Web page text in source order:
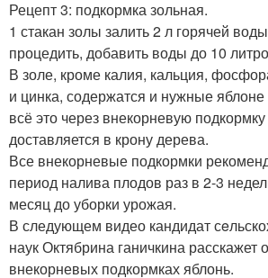
Рецепт 3: подкормка зольная.
1 стакан золы залить 2 л горячей
процедить, добавить воды до 10
В золе, кроме калия, кальция,
и цинка, содержатся и нужные
всё это через внекорневую
доставляется в крону дерева.
Все внекорневые подкормки
период налива плодов раз в 2-3
месяц до уборки урожая.
В следующем видео кандидат
наук Октябрина ганичкина расскажет
внекорневых подкормках яблонь.